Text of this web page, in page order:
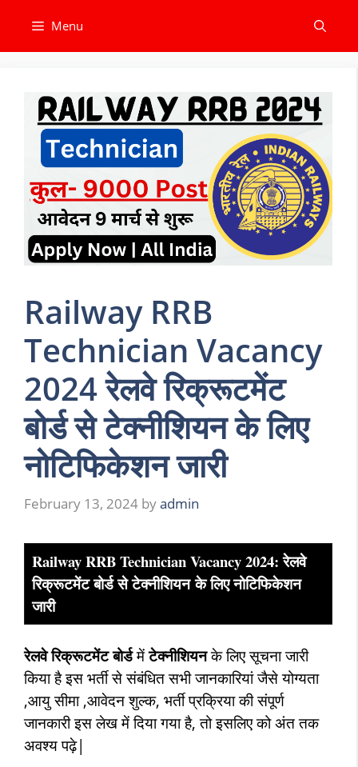
content
Menu
Railway RRB
Technician Vacancy
2024 रेलवे रिक्रूटमेंट
बोर्ड से टेक्नीशियन के लिए
नोटिफिकेशन जारी
February 13, 2024 byadmin
Railway RRB Technician Vacancy 2024: रेलवे
रिक्रूटमेंट बोर्ड सेटेक्नीशियनके लिए नोटिफिकेशन
जारी
रेलवे रिक्रूटमेंट बोर्डमेंटेक्नीशियनके लिए सूचना जारी
किया हैइस भर्ती से संबंधित सभी जानकारियां जैसेयोग्यता
,आयु सीमा ,आवेदन शुल्क, भर्ती प्रक्रिया की संपूर्ण
जानकारी इस लेख में दिया गया है, तो इसलिए को अंत तक
अवश्य पढ़े|